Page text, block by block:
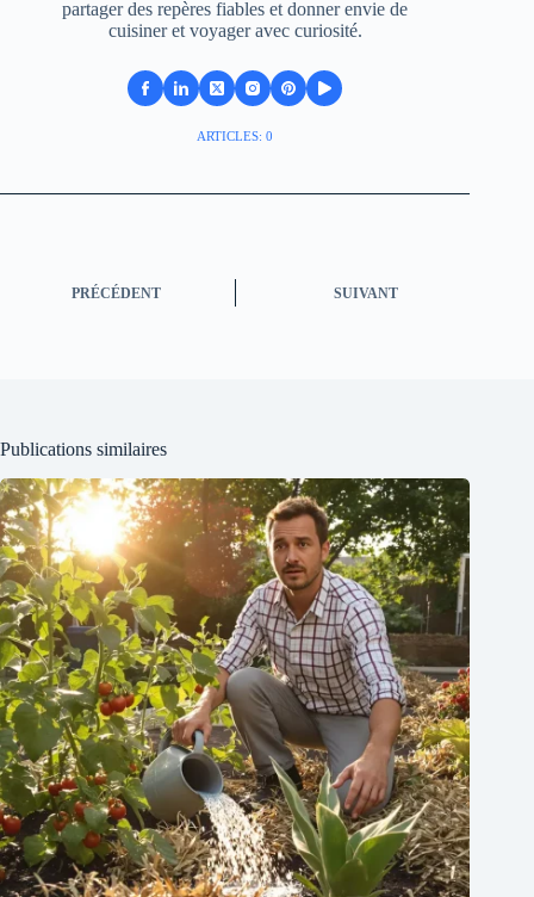
partager des repères fiables et donner envie de
cuisiner et voyager avec curiosité.
ARTICLES: 0
PRÉCÉDENT SUIVANT
Publications similaires